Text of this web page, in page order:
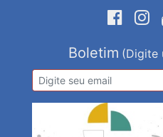
Boletim (Digite